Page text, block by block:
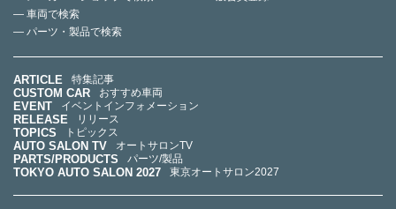
— 車両で検索
— パーツ・製品で検索
ARTICLE 特集記事
CUSTOM CAR おすすめ車両
EVENT イベントインフォメーション
RELEASE リリース
TOPICS トピックス
AUTO SALON TV オートサロンTV
PARTS/PRODUCTS パーツ/製品
TOKYO AUTO SALON 2027 東京オートサロン2027